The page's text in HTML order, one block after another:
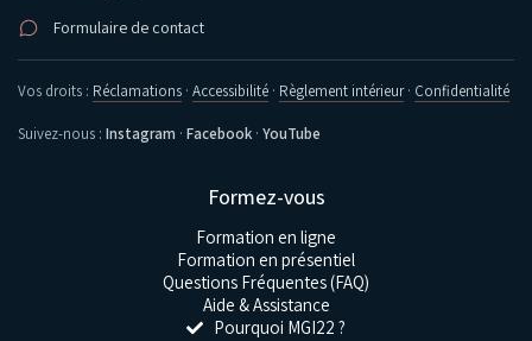
Formulaire de contact
Vos droits : Réclamations · Accessibilité · Règlement intérieur· Confidentialité
Suivez-nous : Instagram · Facebook · YouTube
Formez-vous
Formation en ligne
Formation en présentiel
Questions Fréquentes (FAQ)
Aide & Assistance
Pourquoi MGI22 ?